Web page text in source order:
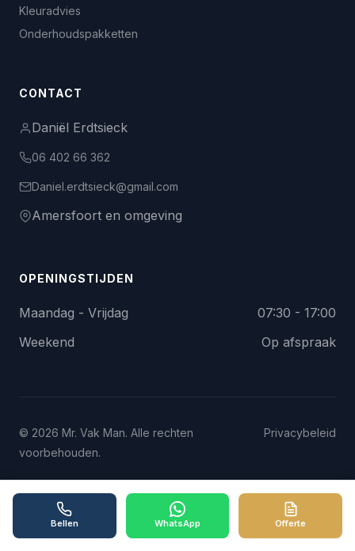
Kleuradvies
Onderhoudspakketten
CONTACT
Daniël Erdtsieck
06 402 66 362
Daniel.erdtsieck@gmail.com
Amersfoort en omgeving
OPENINGSTIJDEN
Maandag - Vrijdag
07:30 - 17:00
Weekend
Op afspraak
© 2026 Mr. Vak Man. Alle rechten
voorbehouden.
Privacybeleid
Bellen WhatsApp Offerte